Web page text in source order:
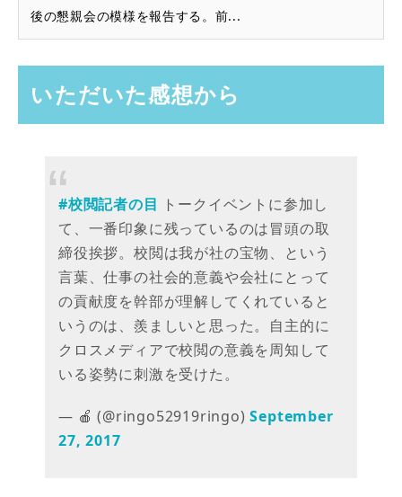
後の懇親会の模様を報告する。前...
いただいた感想から
#校閲記者の目 トークイベントに参加し
て、一番印象に残っているのは冒頭の取
締役挨拶。校閲は我が社の宝物、という
言葉、仕事の社会的意義や会社にとって
の貢献度を幹部が理解してくれていると
いうのは、羨ましいと思った。自主的に
クロスメディアで校閲の意義を周知して
いる姿勢に刺激を受けた。
— 🍎 (@ringo52919ringo)September
27, 2017